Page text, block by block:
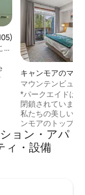
105件、5つ星中4.88つ
へ
キャンモアのマン
アパート
マウンテンビュー
屋外プール|キン
*パークエイドは4
閉鎖されています
私たちの美しいコ
ンモアのトップリ
間を通してジャ
利用いただけま
タウンから徒歩
ョン・アパ
ィ・設備